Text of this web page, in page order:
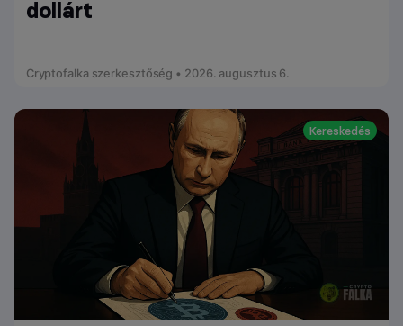
dollárt
Cryptofalka szerkesztőség • 2026. augusztus 6.
Kereskedés